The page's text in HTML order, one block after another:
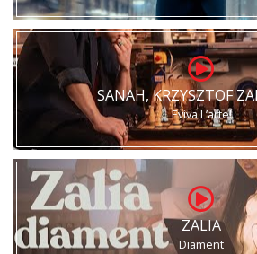
SANAH, KRZYSZTOF
Eviva L’arte!
ZALIA
Diament